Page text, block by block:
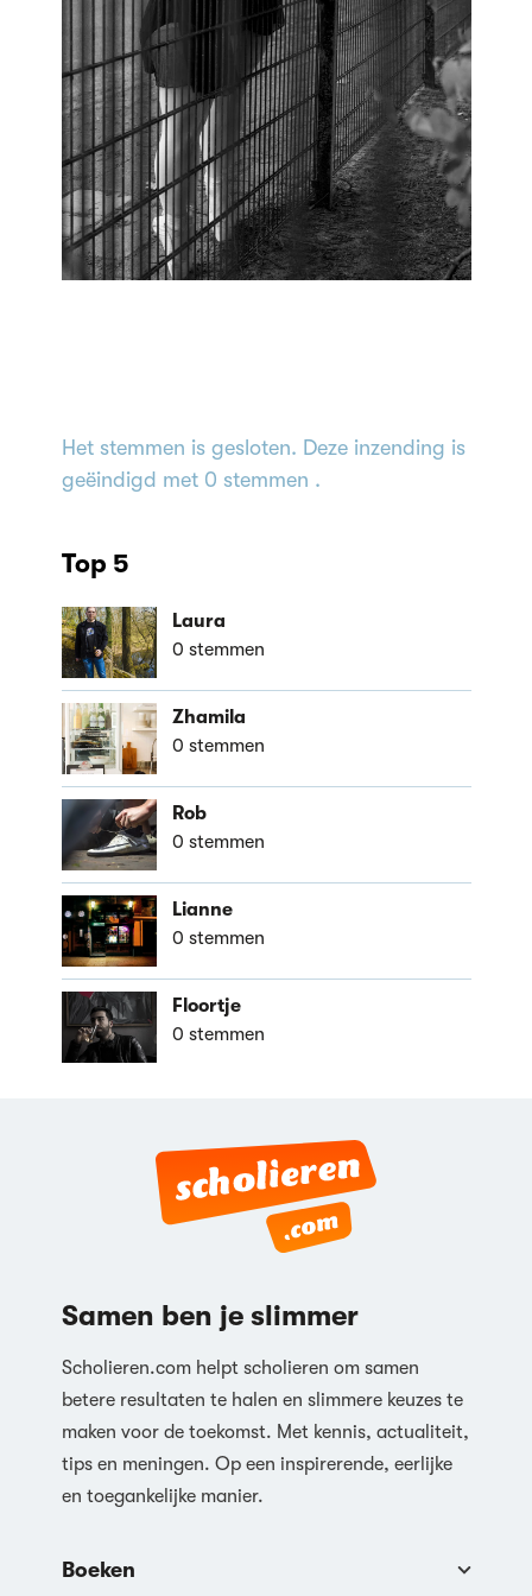
Het stemmen is gesloten. Deze inzending is
geëindigd met 0 stemmen .
Top 5
Laura
0 stemmen
Zhamila
0 stemmen
Rob
0 stemmen
Lianne
0 stemmen
Floortje
0 stemmen
Samen ben je slimmer
Scholieren.com helpt scholieren om samen
betere resultaten te halen en slimmere keuzes te
maken voor de toekomst. Met kennis, actualiteit,
tips en meningen. Op een inspirerende, eerlijke
en toegankelijke manier.
Boeken